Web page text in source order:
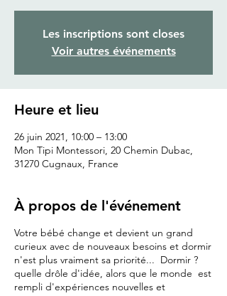
Les inscriptions sont closes
Voir autres événements
Heure et lieu
26 juin 2021, 10:00 – 13:00
Mon Tipi Montessori, 20 Chemin Dubac,
31270 Cugnaux, France
À propos de l'événement
Votre bébé change et devient un grand
curieux avec de nouveaux besoins et dormir
n'est plus vraiment sa priorité... Dormir ?
quelle drôle d'idée, alors que le monde est
rempli d'expériences nouvelles et